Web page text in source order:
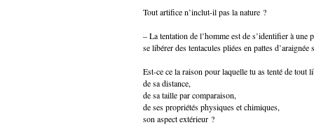
Tout artifice n’inclut-il pas la nature ?
– La tentation de l’homme est de s’identifier à
se libérer des tentacules pliées en pattes
Est-ce ce la raison pour laquelle tu as tenté de tout
de sa distance,
de sa taille par comparaison,
de ses propriétés physiques et chimiques,
son aspect extérieur ?